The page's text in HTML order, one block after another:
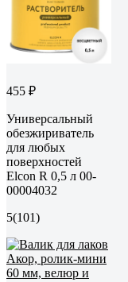
455 ₽
Универсальный
обезжириватель
для любых
поверхностей
Elcon R 0,5 л 00-
00004032
5(101)